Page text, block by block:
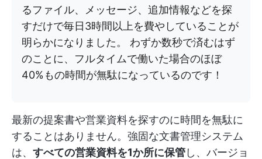
るファイル、メッセージ、追加情報などを探
すだけで毎日3時間以上を費やしていることが
明らかになりました。 わずか数秒で済むはず
のことに、フルタイムで働いた場合のほぼ
40%もの時間が無駄になっているのです！
最新の提案書や営業資料を探すのに時間を無駄に
することはありません。強固な文書管理システム
は、 すべての営業資料を1か所に保管し、バージョ